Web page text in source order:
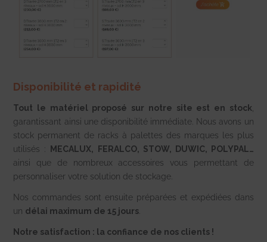
Disponibilité et rapidité
Tout le matériel proposé sur notre site est en stock
garantissant ainsi une disponibilité immédiate. Nous avons un
stock permanent de racks à palettes des marques les plus
utilisés :
MECALUX, FERALCO, STOW, DUWIC, POLYPAL…
ainsi que de nombreux accessoires vous permettant de
personnaliser votre solution de stockage.
Nos commandes sont ensuite préparées et expédiées dans
un délai maximum de 15 jours
Notre satisfaction : la confiance de nos clients !